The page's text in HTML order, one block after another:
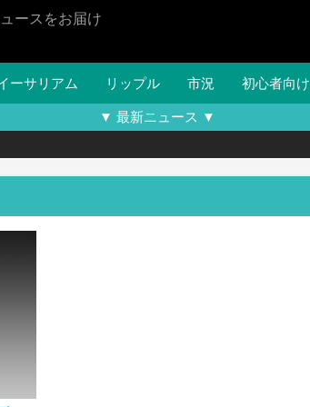
ースをお届け
ーサリアム リップル 市況 初心者向け
▼ 最新ニュース ▼